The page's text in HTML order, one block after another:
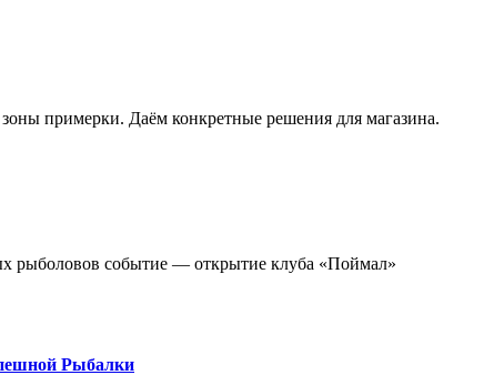
примерки. Даём конкретные решения для магазина.
рыболовов событие — открытие клуба «Поймал»
Рыбалки